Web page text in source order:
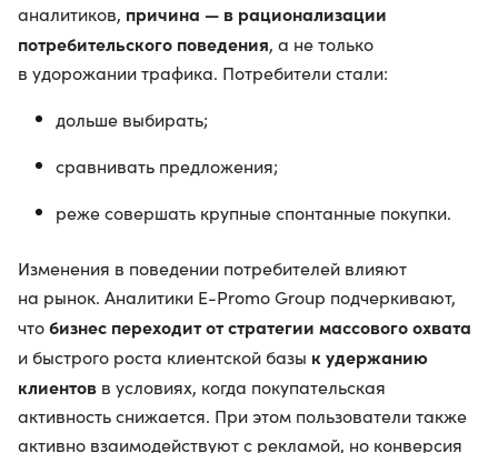
аналитиков, причина — в рационализации
потребительского поведения, а не только
в удорожании трафика. Потребители стали:
дольше выбирать;
сравнивать предложения;
реже совершать крупные спонтанные покупки.
Изменения в поведении потребителей влияют
на рынок. Аналитики E-Promo Group подчеркивают,
чтобизнес переходит от стратегии массового охвата
и быстрого роста клиентской базы к удержанию
клиентов в условиях, когда покупательская
активность снижается. При этом пользователи также
активно взаимодействуют с рекламой, но конверсия